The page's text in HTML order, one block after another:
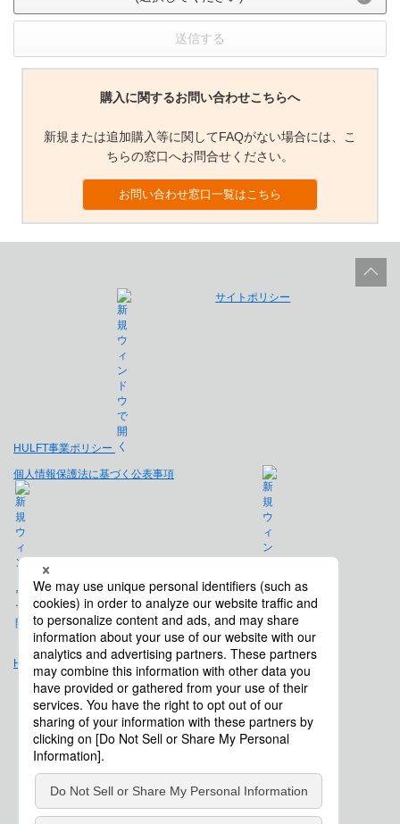
送信する
購入に関するお問い合わせこちらへ
新規または追加購入等に関してFAQがない場合には、こ
ちらの窓口へお問合せください。
お問い合わせ窓口一覧はこちら
HULFT事業ポリシー
サイトポリシー
個人情報保護法に基づく公表事項
免責事項
Hulft.com
会社概要